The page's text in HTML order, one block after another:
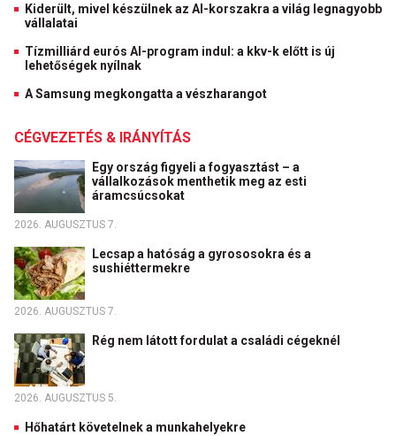
Kiderült, mivel készülnek az AI-korszakra a világ legnagyobb
vállalatai
Tízmilliárd eurós AI-program indul: a kkv-k előtt is új
lehetőségek nyílnak
A Samsung megkongatta a vészharangot
CÉGVEZETÉS & IRÁNYÍTÁS
Egy ország figyeli a fogyasztást – a
vállalkozások menthetik meg az esti
áramcsúcsokat
2026. AUGUSZTUS 7.
Lecsap a hatóság a gyrososokra és a
sushiéttermekre
2026. AUGUSZTUS 7.
Rég nem látott fordulat a családi cégeknél
2026. AUGUSZTUS 5.
Hőhatárt követelnek a munkahelyekre